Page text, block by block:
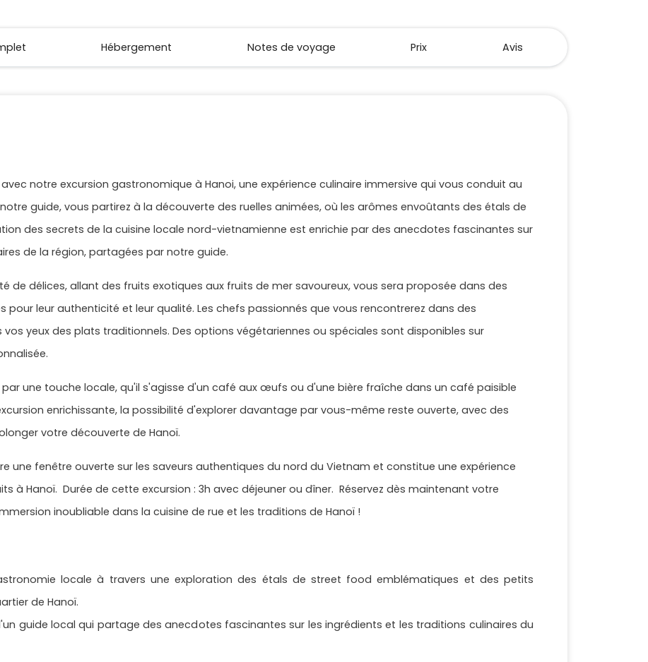
Hébergement Notes de voyage Prix Avis
notre excursion gastronomique à Hanoi, une expérience culinaire immersive qui vous conduit au
guide, vous partirez à la découverte des ruelles animées, où les arômes envoûtants des étals de
des secrets de la cuisine locale nord-vietnamienne est enrichie par des anecdotes fascinantes sur
de la région, partagées par notre guide.
de délices, allant des fruits exotiques aux fruits de mer savoureux, vous sera proposée dans des
pour leur authenticité et leur qualité. Les chefs passionnés que vous rencontrerez dans des
yeux des plats traditionnels. Des options végétariennes ou spéciales sont disponibles sur
une touche locale, qu'il s'agisse d'un café aux œufs ou d'une bière fraîche dans un café paisible
enrichissante, la possibilité d'explorer davantage par vous-même reste ouverte, avec des
votre découverte de Hanoï.
une fenêtre ouverte sur les saveurs authentiques du nord du Vietnam et constitue une expérience
à Hanoï. Durée de cette excursion : 3h avec déjeuner ou dîner. Réservez dès maintenant votre
inoubliable dans la cuisine de rue et les traditions de Hanoï !
locale à travers une exploration des étals de street food emblématiques et des petits
de Hanoï.
guide local qui partage des anecdotes fascinantes sur les ingrédients et les traditions culinaires du